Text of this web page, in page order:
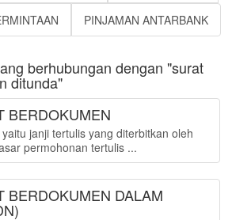
PINJAMAN ANTARBANK
berhubungan dengan "surat
ditunda"
BERDOKUMEN
janji tertulis yang diterbitkan oleh
permohonan tertulis ...
BERDOKUMEN DALAM